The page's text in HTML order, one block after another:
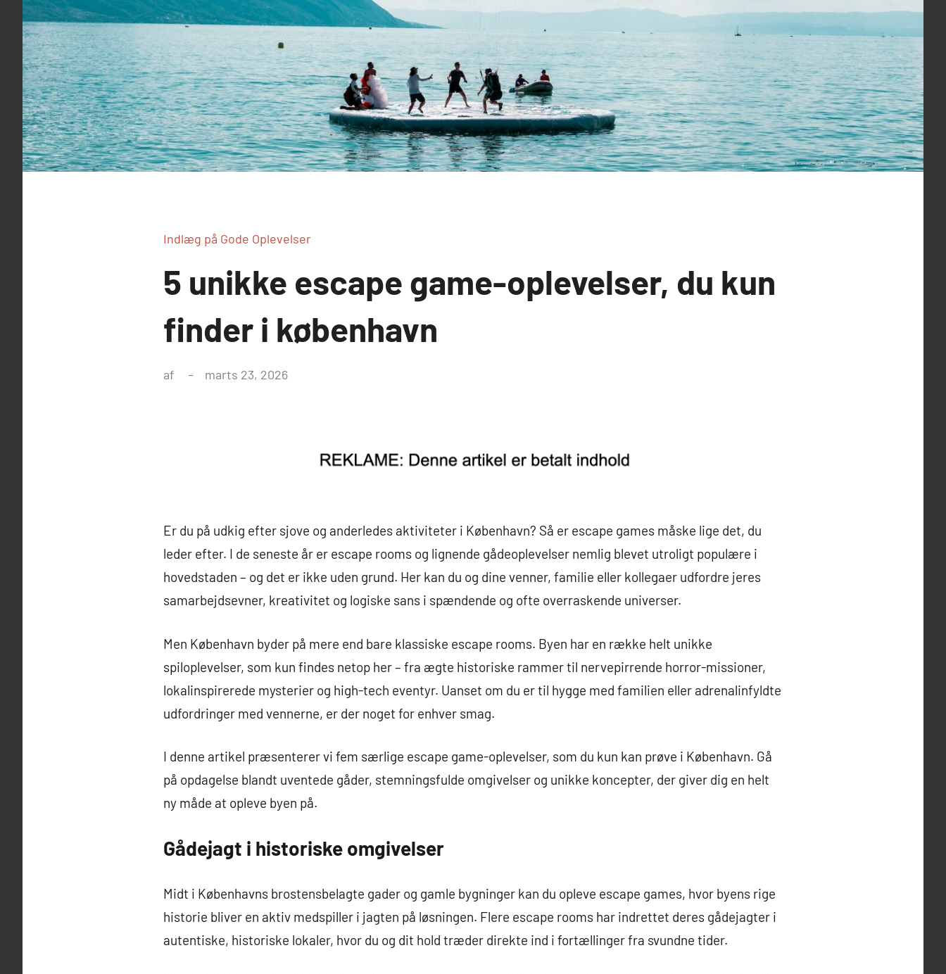
Indlæg på Gode Oplevelser
5 unikke escape game-oplevelser, du kun
finder i københavn
af marts 23, 2026
Er du på udkig efter sjove og anderledes aktiviteter i København? Så er escape games måske lige det, du
leder efter. I de seneste år er escape rooms og lignende gådeoplevelser nemlig blevet utroligt populære i
hovedstaden – og det er ikke uden grund. Her kan du og dine venner, familie eller kollegaer udfordre jeres
samarbejdsevner, kreativitet og logiske sans i spændende og ofte overraskende universer.
Men København byder på mere end bare klassiske escape rooms. Byen har en række helt unikke
spiloplevelser, som kun findes netop her – fra ægte historiske rammer til nervepirrende horror-missioner,
lokalinspirerede mysterier og high-tech eventyr. Uanset om du er til hygge med familien eller adrenalinfyldte
udfordringer med vennerne, er der noget for enhver smag.
I denne artikel præsenterer vi fem særlige escape game-oplevelser, som du kun kan prøve i København. Gå
på opdagelse blandt uventede gåder, stemningsfulde omgivelser og unikke koncepter, der giver dig en helt
ny måde at opleve byen på.
Gådejagt i historiske omgivelser
Midt i Københavns brostensbelagte gader og gamle bygninger kan du opleve escape games, hvor byens rige
historie bliver en aktiv medspiller i jagten på løsningen. Flere escape rooms har indrettet deres gådejagter i
autentiske, historiske lokaler, hvor du og dit hold træder direkte ind i fortællinger fra svundne tider.